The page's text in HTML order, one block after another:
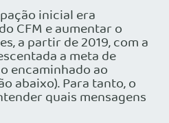
inicial era
CFM e aumentar o
a partir de 2019, com a
a meta de
encaminhado ao
abaixo). Para tanto, o
quais mensagens